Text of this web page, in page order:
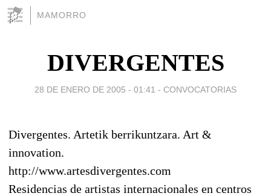
MAMORRO
DIVERGENTES
28 DE ENERO DE 2005 - 01:41 - CONVOCATORIAS
Divergentes. Artetik berrikuntzara. Art &
innovation.
http://www.artesdivergentes.com
Residencias de artistas internacionales en centros